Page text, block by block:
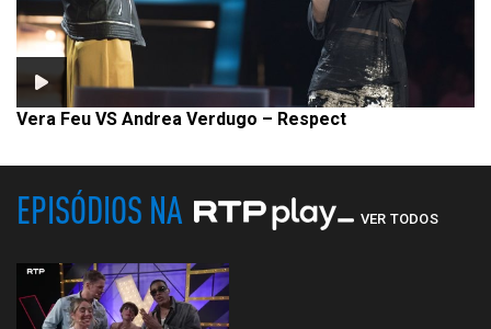
Vera Feu VS Andrea Verdugo – Respect
EPISÓDIOS NA VER TODOS